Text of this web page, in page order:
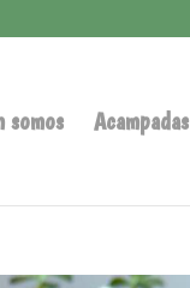
somos Acampadas